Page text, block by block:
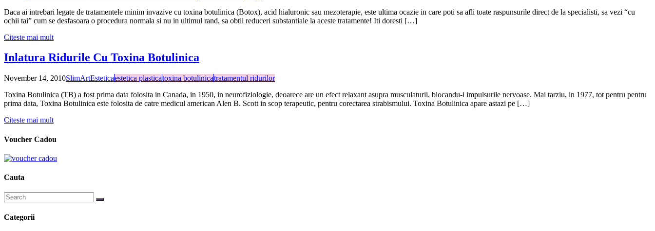
Daca ai intrebari legate de tratamentele minim invazive cu toxina botulinica (Botox), acid hialuronic sau mezoterapie, este ultima ocazie in care poti sa afli toate raspunsurile direct de la specialisti, sa vezi “cu
ochii tai” cum se desfasoara o procedura normala si nu in ultimul rand, sa obtii reduceri substantiale la aceste tratamente! Iti doresti […]
Citeste mai mult
Inlatura Ridurile Cu Toxina Botulinica
November 14, 2010SlimArtEsteticaestetica plasticatoxina botulinicatratamentul ridurilor
Toxina Botulinica (TB) a fost prima data folosita in Canada, in 1950, in neurofiziologie, deoarece are un efect relaxant asupra musculaturii, blocandu-i impulsurile nervoase. Mai tarziu, in 1977, tot pentru pentru
prima data, Toxina Botulinica este folosita de catre medicul american Alen B. Scott in scop terapeutic, pentru corectarea strabismului. Toxina Botulinica apare astazi pe […]
Citeste mai mult
Voucher Cadou
Cauta
Categorii